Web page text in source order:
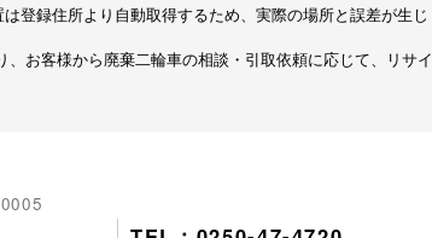
登録住所より自動取得するため、実際の場所と誤差が生じ
お客様から廃棄二輪車の相談・引取依頼に応じて、リサイ